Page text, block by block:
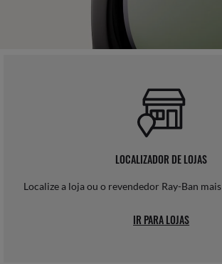
LOCALIZADOR DE LOJAS
Localize a loja ou o revendedor Ray-Ban
IR PARA LOJAS